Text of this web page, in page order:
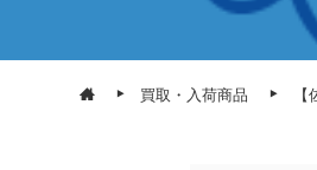
買取・入荷商品